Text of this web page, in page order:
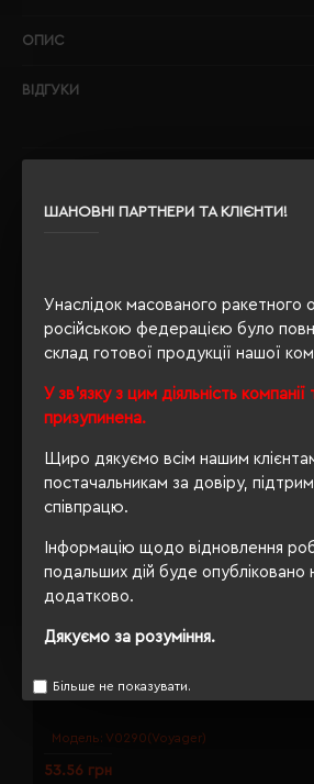
ШАНОВНІ ПАРТНЕРИ ТА КЛІЄНТИ!
Унаслідок масованого ракетного
російською федерацією було
склад готової продукції нашої
У зв'язку з цим діяльність
призупинена.
Щиро дякуємо всім нашим
постачальникам за довіру,
співпрацю.
Інформацію щодо відновлення
подальших дій буде опубліковано
додатково.
Дякуємо за розуміння.
Більше не показувати.
ОПИС
ВІДГУКИ
РЕКОМЕНДУЄМО
Модель: V0290(Voyager)
Брелок 3в1 Voyager Shop сріблястий - V0290-
53.56 грн